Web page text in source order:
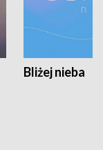
Bliżej nieba